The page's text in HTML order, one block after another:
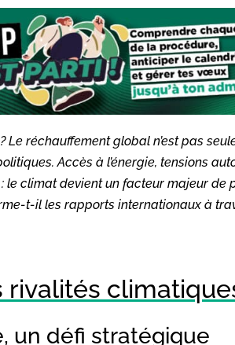
réchauffement global n’est pas
Accès à l’énergie, tensions
climat devient un facteur majeur de
t-il les rapports internationaux à
rivalités
un défi stratégique